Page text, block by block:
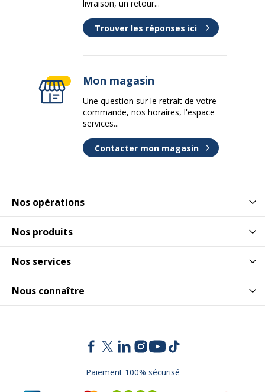
Nos opérations
Nos produits
Nos services
Nous connaître
livraison, un retour...
Trouver les réponses ici
Mon magasin
Une question sur le retrait de votre
commande, nos horaires, l'espace
services...
Contacter mon magasin
Paiement 100% sécurisé